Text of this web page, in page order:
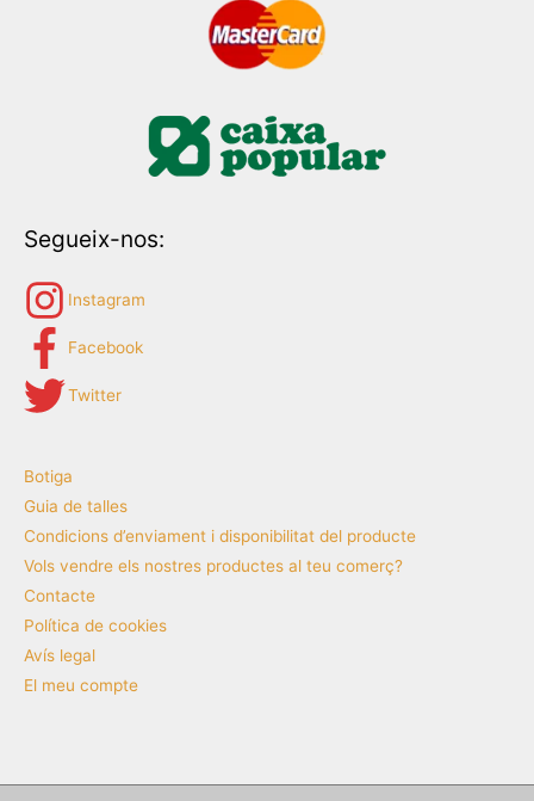
Segueix-nos:
Instagram
Facebook
Twitter
Botiga
Guia de talles
Condicions d’enviament i disponibilitat del producte
Vols vendre els nostres productes al teu comerç?
Contacte
Política de cookies
Avís legal
El meu compte